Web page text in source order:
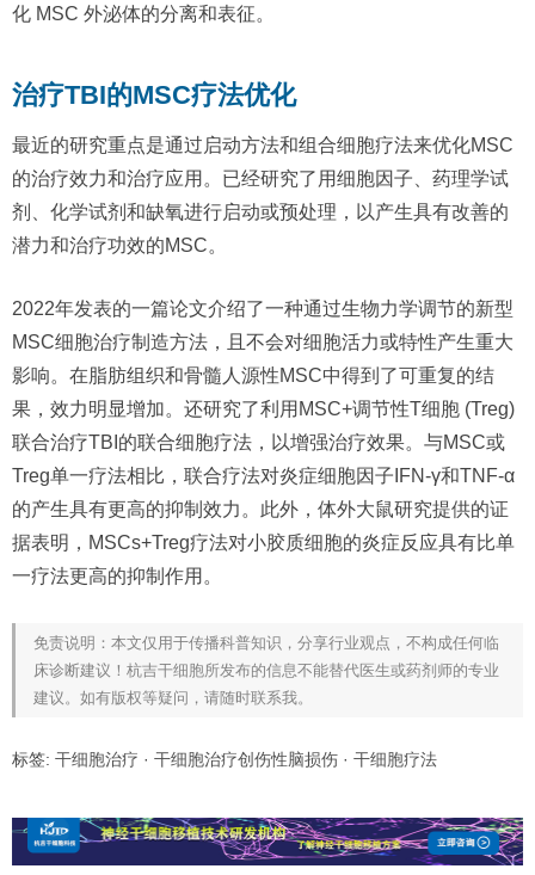
化 MSC 外泌体的分离和表征。
治疗TBI的MSC疗法优化
最近的研究重点是通过启动方法和组合细胞疗法来优化MSC
的治疗效力和治疗应用。已经研究了用细胞因子、药理学试
剂、化学试剂和缺氧进行启动或预处理，以产生具有改善的
潜力和治疗功效的MSC。
2022年发表的一篇论文介绍了一种通过生物力学调节的新型
MSC细胞治疗制造方法，且不会对细胞活力或特性产生重大
影响。在脂肪组织和骨髓人源性MSC中得到了可重复的结
果，效力明显增加。还研究了利用MSC+调节性T细胞 (Treg)
联合治疗TBI的联合细胞疗法，以增强治疗效果。与MSC或
Treg单一疗法相比，联合疗法对炎症细胞因子IFN-γ和TNF-α
的产生具有更高的抑制效力。此外，体外大鼠研究提供的证
据表明，MSCs+Treg疗法对小胶质细胞的炎症反应具有比单
一疗法更高的抑制作用。
免责说明：本文仅用于传播科普知识，分享行业观点，不构成任何临
床诊断建议！杭吉干细胞所发布的信息不能替代医生或药剂师的专业
建议。如有版权等疑问，请随时联系我。
标签: 干细胞治疗 · 干细胞治疗创伤性脑损伤 · 干细胞疗法